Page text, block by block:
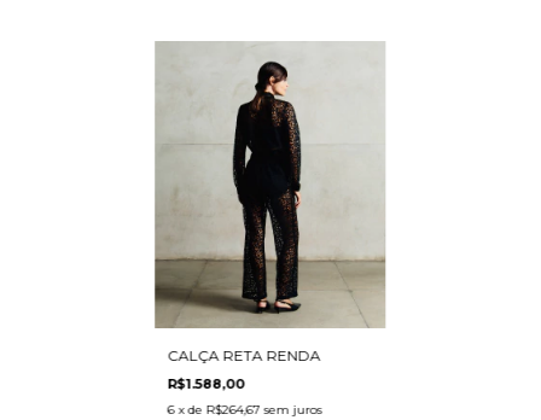
CALÇA RETA RENDA
R$1.588,00
6 x de R$264,67 sem juros